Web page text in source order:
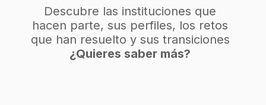
Descubre las instituciones que
hacen parte, sus perfiles, los retos
que han resuelto y sus transiciones
¿Quieres saber más?